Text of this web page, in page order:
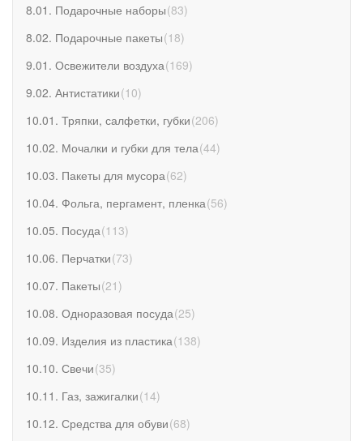
8.01. Подарочные наборы(83)
8.02. Подарочные пакеты(18)
9.01. Освежители воздуха(169)
9.02. Антистатики(10)
10.01. Тряпки, салфетки, губки(206)
10.02. Мочалки и губки для тела(44)
10.03. Пакеты для мусора(62)
10.04. Фольга, пергамент, пленка(56)
10.05. Посуда(113)
10.06. Перчатки(73)
10.07. Пакеты(21 )
10.08. Одноразовая посуда(25)
10.09. Изделия из пластика(138)
10.10. Свечи(35)
10.11. Газ, зажигалки(14)
10.12. Средства для обуви(68)